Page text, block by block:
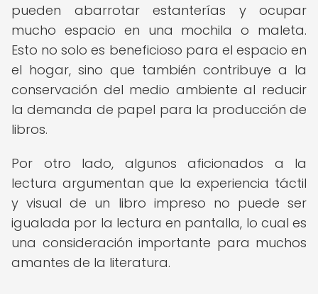
pueden abarrotar estanterías y ocupar
mucho espacio en una mochila o maleta.
Esto no solo es beneficioso para el espacio en
el hogar, sino que también contribuye a la
conservación del medio ambiente al reducir
la demanda de papel para la producción de
libros.
Por otro lado, algunos aficionados a la
lectura argumentan que la experiencia táctil
y visual de un libro impreso no puede ser
igualada por la lectura en pantalla, lo cual es
una consideración importante para muchos
amantes de la literatura.